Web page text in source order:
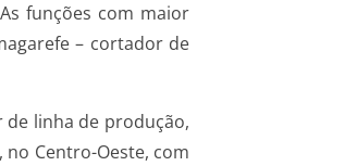
funções com maior
– cortador de
de linha de produção,
Centro-Oeste, com